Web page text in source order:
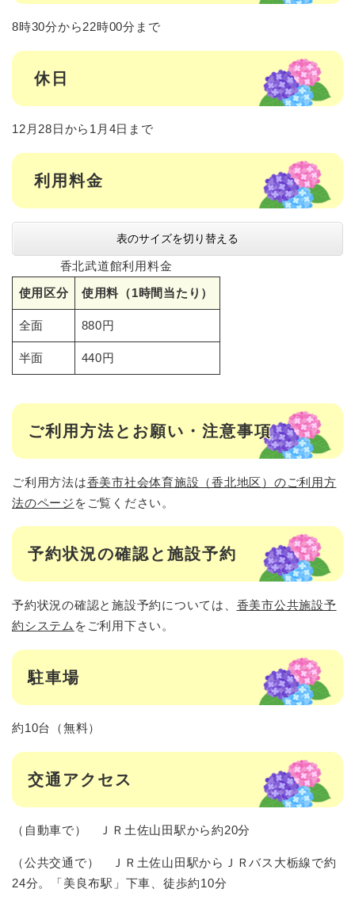
8時30分から22時00分まで
休日
12月28日から1月4日まで
利用料金
表のサイズを切り替える
香北武道館利用料金
使用区分
使用料（1時間当たり）
全面 880円
半面 440円
ご利用方法とお願い・注意事項
ご利用方法は香美市社会体育施設（香北地区）のご利用方
法のページ をご覧ください。
予約状況の確認と施設予約
予約状況の確認と施設予約については、 香美市公共施設予
約システム をご利用下さい。
駐車場
約10台（無料）
交通アクセス
（自動車で） ＪＲ土佐山田駅から約20分
（公共交通で） ＪＲ土佐山田駅からＪＲバス大栃線で約
24分。「美良布駅」下車、徒歩約10分